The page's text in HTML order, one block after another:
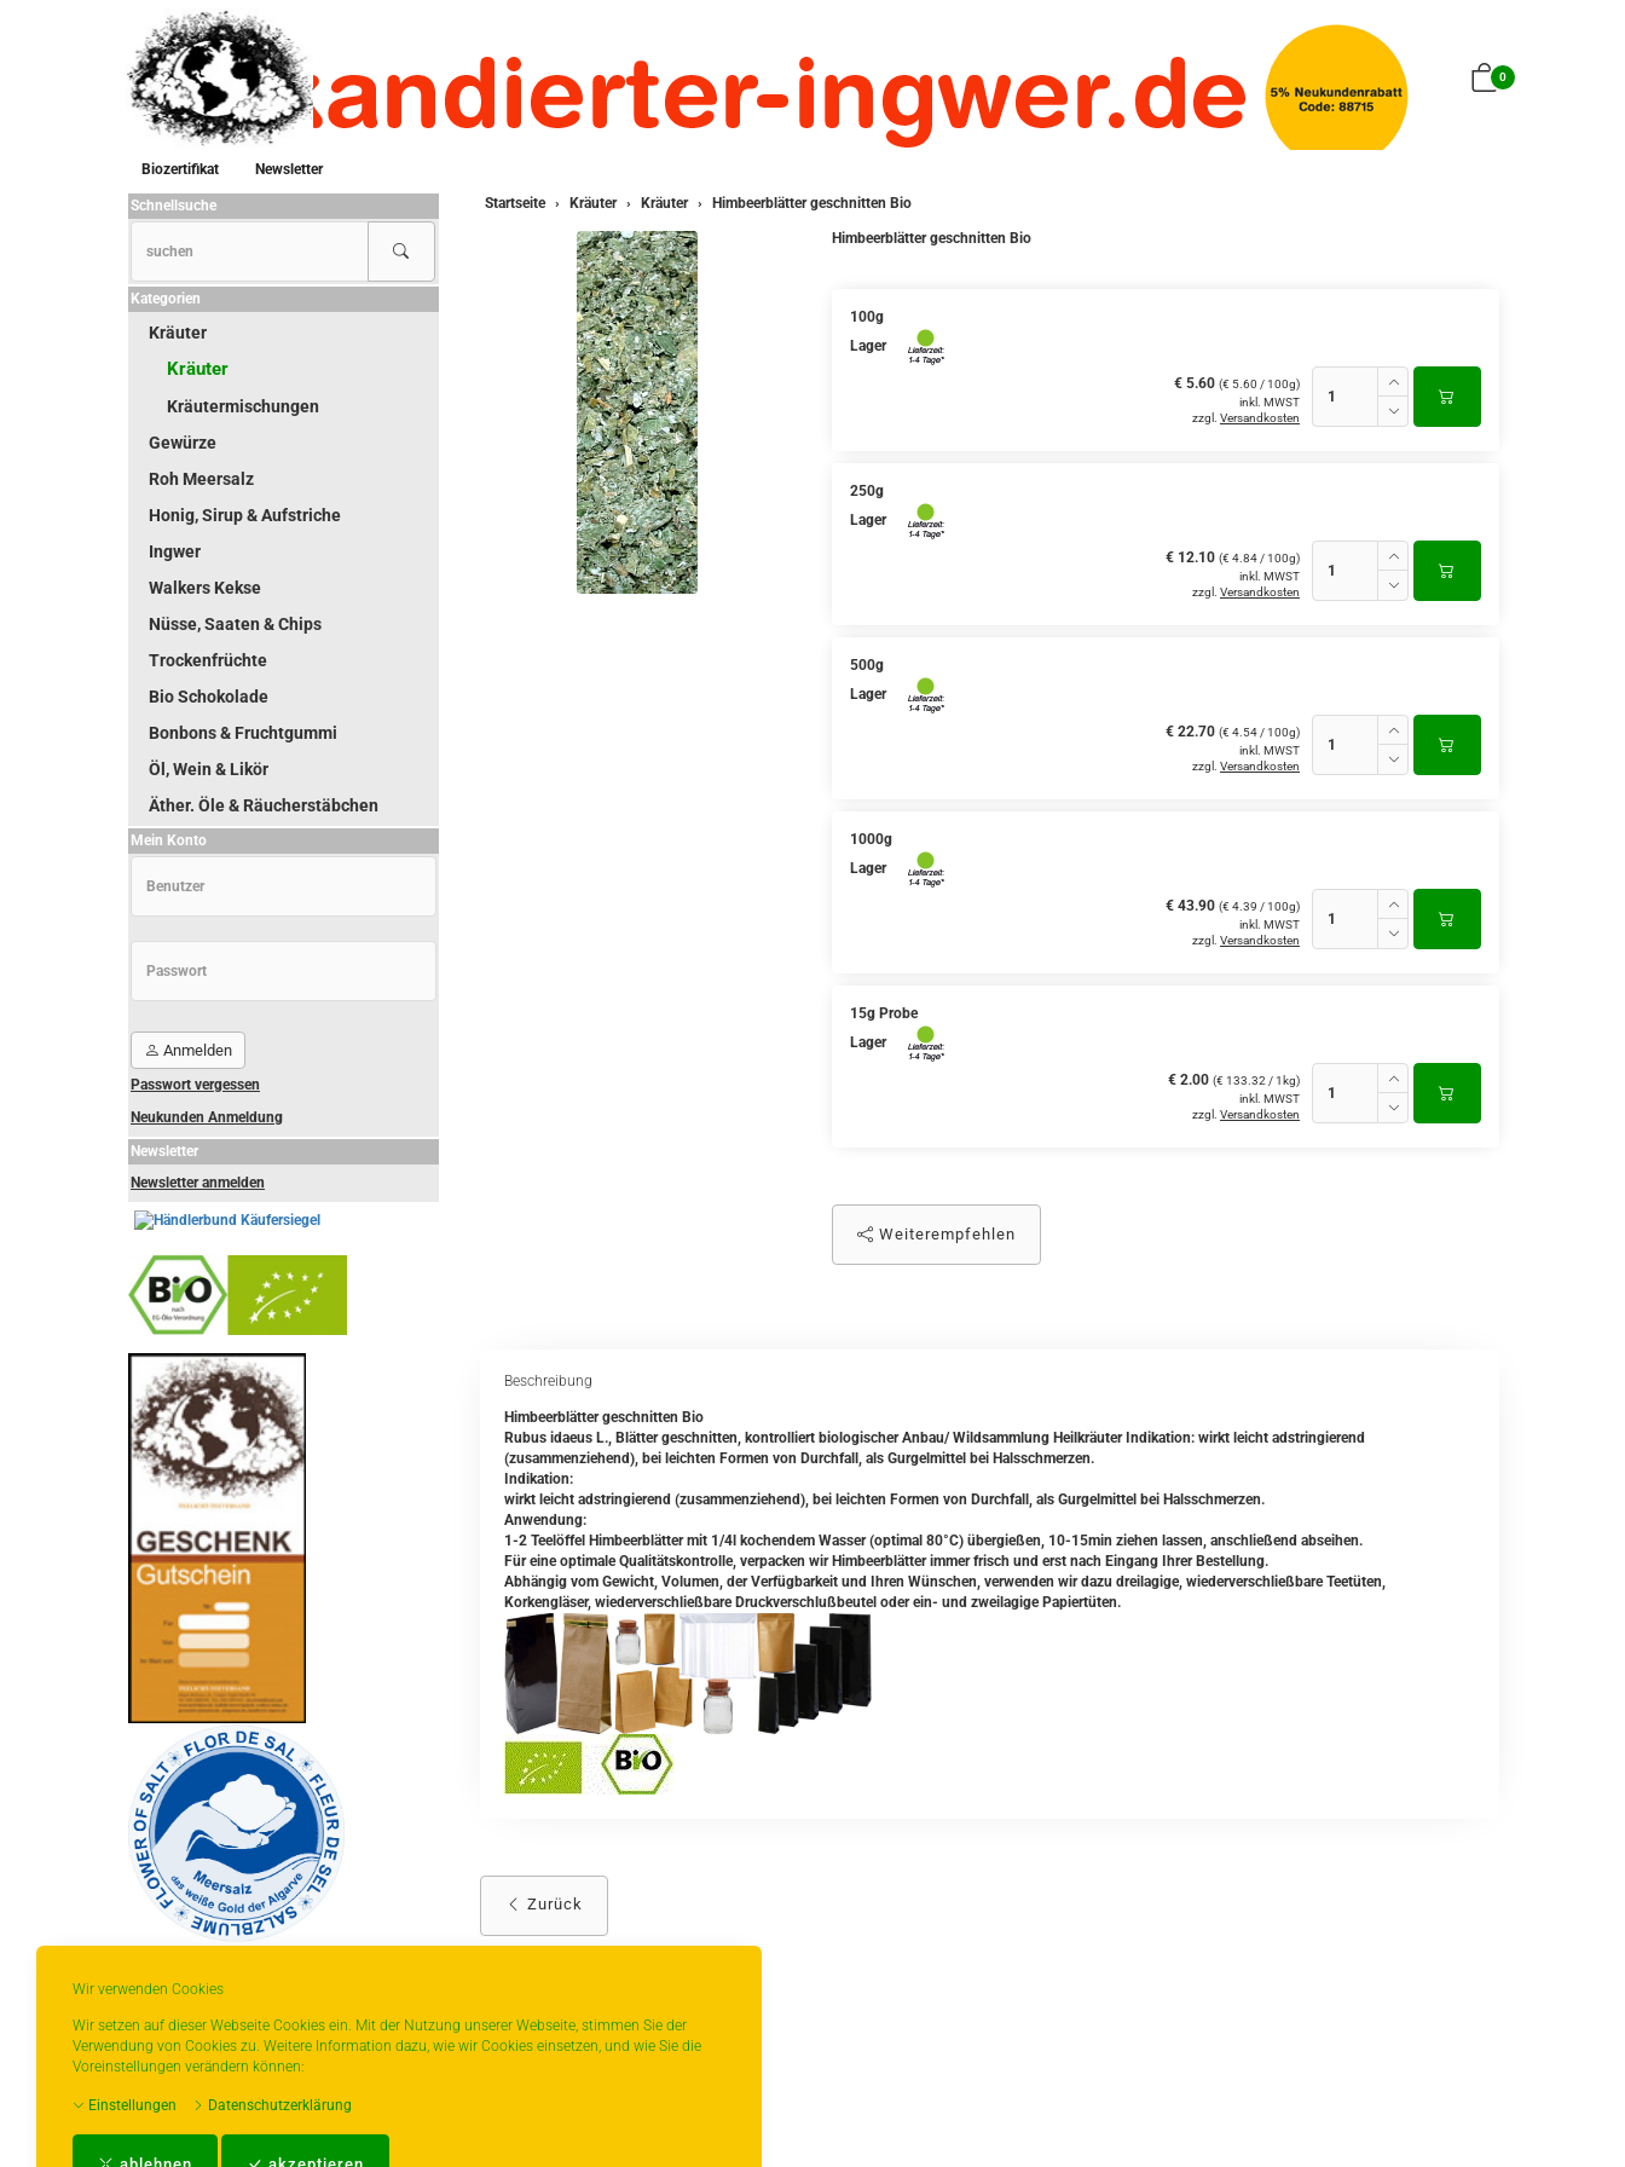
Wir verwenden Cookies
Wir setzen auf dieser Webseite Cookies ein. Mit der Nutzung unserer Webseite, stimmen Sie der
Verwendung von Cookies zu. Weitere Information dazu, wie wir Cookies einsetzen, und wie Sie die
Voreinstellungen verändern können:
Einstellungen Datenschutzerklärung
0
Biozertifikat
Newsletter
Startseite
Kräuter Kräuter Himbeerblätter geschnitten Bio
Himbeerblätter geschnitten Bio
100g
Lager
€ 5.60 (€ 5.60 / 100g)
inkl. MWST
zzgl. Versandkosten
250g
Lager
€ 12.10 (€ 4.84 / 100g)
inkl. MWST
zzgl. Versandkosten
500g
Lager
€ 22.70 (€ 4.54 / 100g)
inkl. MWST
zzgl. Versandkosten
1000g
Lager
€ 43.90 (€ 4.39 / 100g)
inkl. MWST
zzgl. Versandkosten
15g Probe
Lager
€ 2.00 (€ 133.32 / 1kg)
inkl. MWST
zzgl. Versandkosten
Weiterempfehlen
Beschreibung
Himbeerblätter geschnitten Bio
Rubus idaeus L., Blätter geschnitten, kontrolliert biologischer Anbau/ Wildsammlung Heilkräuter Indikation: wirkt leicht adstringierend
(zusammenziehend), bei leichten Formen von Durchfall, als Gurgelmittel bei Halsschmerzen.
Indikation:
wirkt leicht adstringierend (zusammenziehend), bei leichten Formen von Durchfall, als Gurgelmittel bei Halsschmerzen.
Anwendung:
1-2 Teelöffel Himbeerblätter mit 1/4l kochendem Wasser (optimal 80°C) übergießen, 10-15min ziehen lassen, anschließend abseihen.
Für eine optimale Qualitätskontrolle, verpacken wir Himbeerblätter immer frisch und erst nach Eingang Ihrer Bestellung.
Abhängig vom Gewicht, Volumen, der Verfügbarkeit und Ihren Wünschen, verwenden wir dazu dreilagige, wiederverschließbare Teetüten,
Korkengläser, wiederverschließbare Druckverschlußbeutel oder ein- und zweilagige Papiertüten.
Zurück
Schnellsuche
Kategorien
Kräuter
Kräuter
Kräutermischungen
Gewürze
Roh Meersalz
Honig, Sirup & Aufstriche
Ingwer
Walkers Kekse
Nüsse, Saaten & Chips
Trockenfrüchte
Bio Schokolade
Bonbons & Fruchtgummi
Öl, Wein & Likör
Äther. Öle & Räucherstäbchen
Mein Konto
Anmelden
Passwort vergessen
Neukunden Anmeldung
Newsletter
Newsletter anmelden
* gilt für Lieferungen innerhalb Deutschlands,
bitte der Schaltfläche mit den